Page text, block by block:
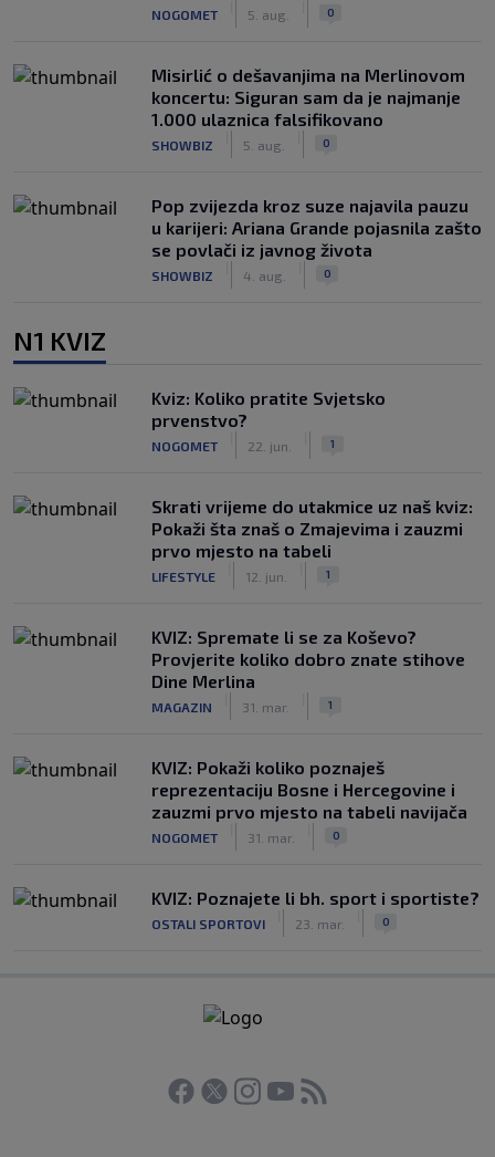
NOGOMET 5. aug. 0
Misirlić o dešavanjima na Merlinovom
koncertu: Siguran sam da je najmanje
1.000 ulaznica falsifikovano
SHOWBIZ 5. aug. 0
Pop zvijezda kroz suze najavila pauzu
u karijeri: Ariana Grande pojasnila zašto
se povlači iz javnog života
SHOWBIZ 4. aug. 0
N1 KVIZ
Kviz: Koliko pratite Svjetsko
prvenstvo?
NOGOMET 22. jun. 1
Skrati vrijeme do utakmice uz naš kviz:
Pokaži šta znaš o Zmajevima i zauzmi
prvo mjesto na tabeli
LIFESTYLE 12. jun. 1
KVIZ: Spremate li se za Koševo?
Provjerite koliko dobro znate stihove
Dine Merlina
MAGAZIN 31. mar. 1
KVIZ: Pokaži koliko poznaješ
reprezentaciju Bosne i Hercegovine i
zauzmi prvo mjesto na tabeli navijača
NOGOMET 31. mar. 0
KVIZ: Poznajete li bh. sport i sportiste?
OSTALI SPORTOVI 23. mar. 0